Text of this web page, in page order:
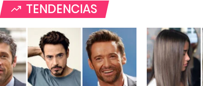
TENDENCIAS